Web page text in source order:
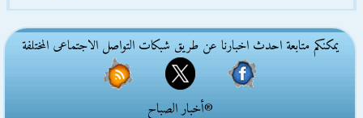
يمكنكم متابعة احدث اخبارنا عن طريق شبكات التواصل الاجتماعى المختلفة
®أخبار الصباح